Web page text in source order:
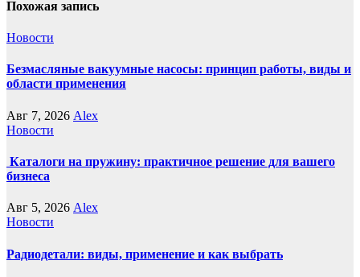
Похожая запись
Новости
Безмасляные вакуумные насосы: принцип работы, виды и
области применения
Авг 7, 2026 Alex
Новости
Каталоги на пружину: практичное решение для вашего
бизнеса
Авг 5, 2026 Alex
Новости
Радиодетали: виды, применение и как выбрать